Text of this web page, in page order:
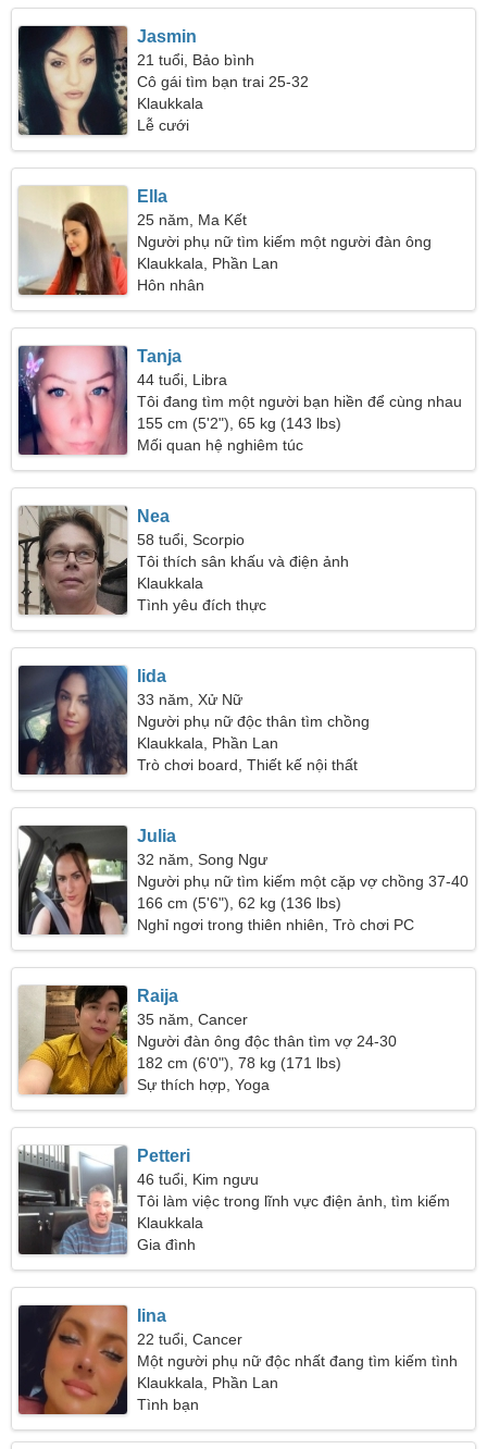
Jasmin
21 tuổi, Bảo bình
Cô gái tìm bạn trai 25-32
Klaukkala
Lễ cưới
Ella
25 năm, Ma Kết
Người phụ nữ tìm kiếm một người đàn ông
Klaukkala, Phần Lan
Hôn nhân
Tanja
44 tuổi, Libra
Tôi đang tìm một người bạn hiền để cùng nhau
đi du lịch
155 cm (5'2"), 65 kg (143 lbs)
Mối quan hệ nghiêm túc
Nea
58 tuổi, Scorpio
Tôi thích sân khấu và điện ảnh
Klaukkala
Tình yêu đích thực
Iida
33 năm, Xử Nữ
Người phụ nữ độc thân tìm chồng
Klaukkala, Phần Lan
Trò chơi board, Thiết kế nội thất
Julia
32 năm, Song Ngư
Người phụ nữ tìm kiếm một cặp vợ chồng 37-40
166 cm (5'6"), 62 kg (136 lbs)
Nghỉ ngơi trong thiên nhiên, Trò chơi PC
Raija
35 năm, Cancer
Người đàn ông độc thân tìm vợ 24-30
182 cm (6'0"), 78 kg (171 lbs)
Sự thích hợp, Yoga
Petteri
46 tuổi, Kim ngưu
Tôi làm việc trong lĩnh vực điện ảnh, tìm kiếm
một người phụ nữ sành điệu
Klaukkala
Gia đình
Iina
22 tuổi, Cancer
Một người phụ nữ độc nhất đang tìm kiếm tình
yêu đích thực
Klaukkala, Phần Lan
Tình bạn